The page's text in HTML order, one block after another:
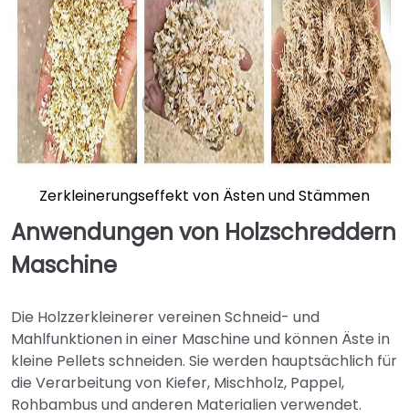
Zerkleinerungseffekt von Ästen und Stämmen
Anwendungen von Holzschreddern
Maschine
Die Holzzerkleinerer vereinen Schneid- und
Mahlfunktionen in einer Maschine und können Äste in
kleine Pellets schneiden. Sie werden hauptsächlich für
die Verarbeitung von Kiefer, Mischholz, Pappel,
Rohbambus und anderen Materialien verwendet.